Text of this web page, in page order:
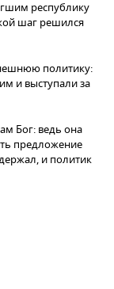
республику
шаг решился
политику:
и выступали за
Бог: ведь она
предложение
и политик